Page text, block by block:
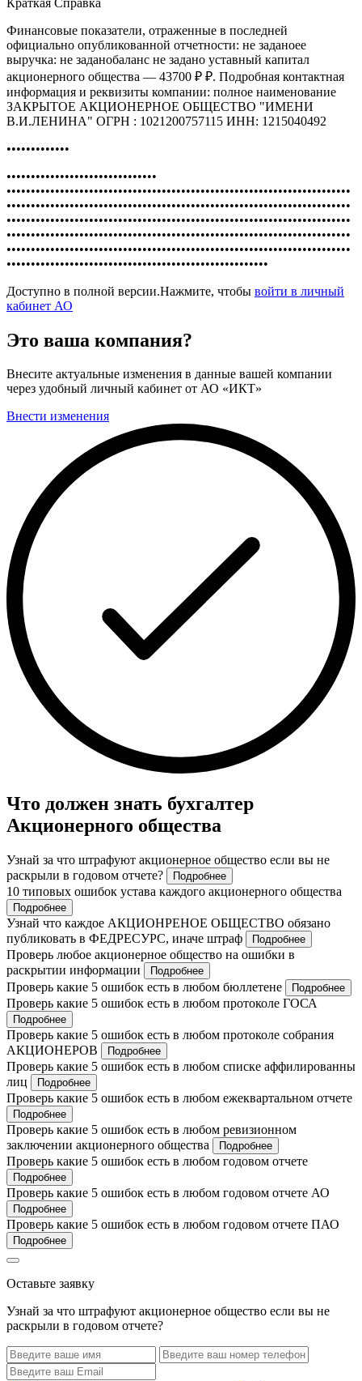
Финансовые показатели, отраженные в последней
официально опубликованной отчетности: не заданоее
выручка: не заданобаланс не задано уставный капитал
акционерного общества — 43700 ₽ ₽. Подробная контактная
информация и реквизиты компании: полное наименование
ЗАКРЫТОЕ АКЦИОНЕРНОЕ ОБЩЕСТВО "ИМЕНИ
В.И.ЛЕНИНА" ОГРН : 1021200757115 ИНН: 1215040492
•••••••••••••
•••••••••••••••••••••••••••••••
•••••••••••••••••••••••••••••••••••••••••••••••••••••••••••••••••••••••
•••••••••••••••••••••••••••••••••••••••••••••••••••••••••••••••••••••••
•••••••••••••••••••••••••••••••••••••••••••••••••••••••••••••••••••••••
•••••••••••••••••••••••••••••••••••••••••••••••••••••••••••••••••••••••
•••••••••••••••••••••••••••••••••••••••••••••••••••••••••••••••••••••••
••••••••••••••••••••••••••••••••••••••••••••••••••••••
Доступно в полной версии.Нажмите, чтобы войти в личный
кабинет АО
Это ваша компания?
Внесите актуальные изменения в данные вашей компании
через удобный личный кабинет от АО «ИКТ»
Внести изменения
Что должен знать бухгалтер
Акционерного общества
Узнай за что штрафуют акционерное общество если вы не
раскрыли в годовом отчете?
Подробнее
10 типовых ошибок устава каждого акционерного общества
Подробнее
Узнай что каждое АКЦИОНРЕНОЕ ОБЩЕСТВО обязано
публиковать в ФЕДРЕСУРС, иначе штраф
Подробнее
Проверь любое акционерное общество на ошибки в
раскрытии информации
Подробнее
Проверь какие 5 ошибок есть в любом бюллетене Подробнее
Проверь какие 5 ошибок есть в любом протоколе ГОСА
Подробнее
Проверь какие 5 ошибок есть в любом протоколе собрания
АКЦИОНЕРОВ
Подробнее
Проверь какие 5 ошибок есть в любом списке аффилированны
лиц
Подробнее
Проверь какие 5 ошибок есть в любом ежеквартальном отчете
Подробнее
Проверь какие 5 ошибок есть в любом ревизионном
заключении акционерного общества
Подробнее
Проверь какие 5 ошибок есть в любом годовом отчете
Подробнее
Проверь какие 5 ошибок есть в любом годовом отчете АО
Подробнее
Проверь какие 5 ошибок есть в любом годовом отчете ПАО
Подробнее
Оставьте заявку
Узнай за что штрафуют акционерное общество если вы не
раскрыли в годовом отчете?